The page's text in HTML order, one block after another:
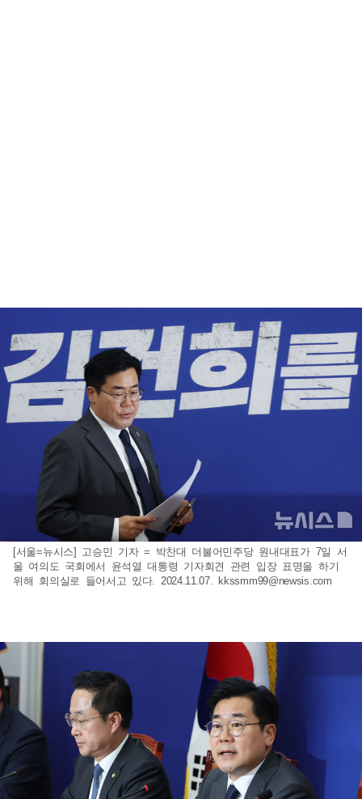
[서울=뉴시스] 고승민 기자 = 박찬대 더불어민주당 원내대표가 7일 서
울 여의도 국회에서 윤석열 대통령 기자회견 관련 입장 표명을 하기
위해 회의실로 들어서고 있다. 2024.11.07.
kkssmm99@newsis.com